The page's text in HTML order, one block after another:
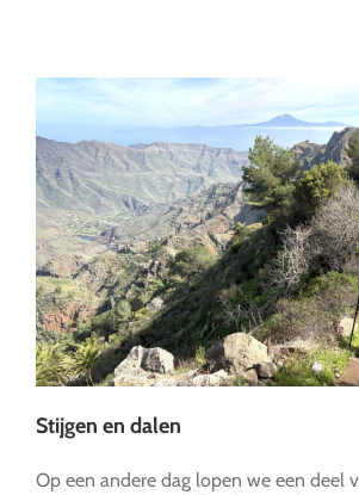
Stijgen en dalen
Op een andere dag lopen we een deel